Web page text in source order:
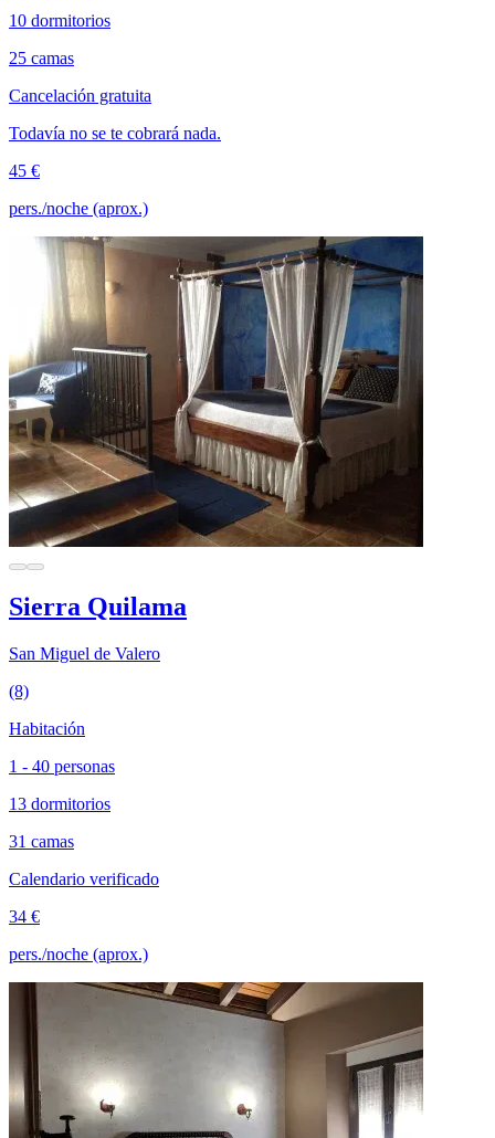
10 dormitorios
25 camas
Cancelación gratuita
Todavía no se te cobrará nada.
45 €
pers./noche (aprox.)
Sierra Quilama
San Miguel de Valero
(8)
Habitación
1 - 40 personas
13 dormitorios
31 camas
Calendario verificado
34 €
pers./noche (aprox.)